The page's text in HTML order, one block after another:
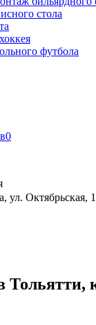
стола
футбола
0
ул. Октябрьская,
Тольятти,